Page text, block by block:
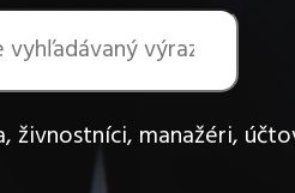
živnostníci, manažéri,